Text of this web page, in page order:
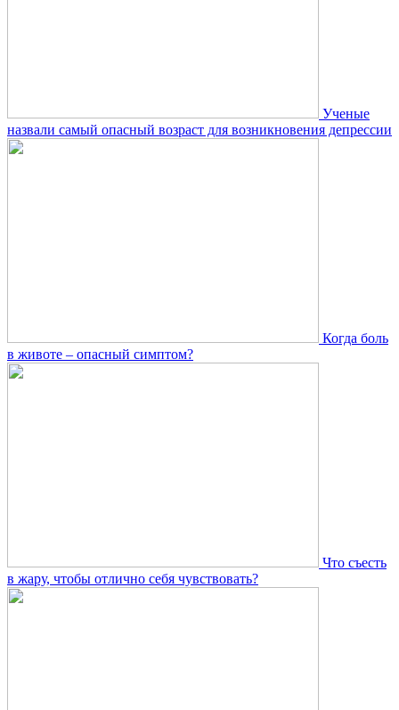
Ученые
назвали самый опасный возраст для возникновения депрессии
Когда боль
в животе – опасный симптом?
Что съесть
в жару, чтобы отлично себя чувствовать?